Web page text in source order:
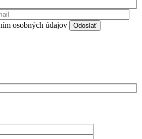
osobných údajov